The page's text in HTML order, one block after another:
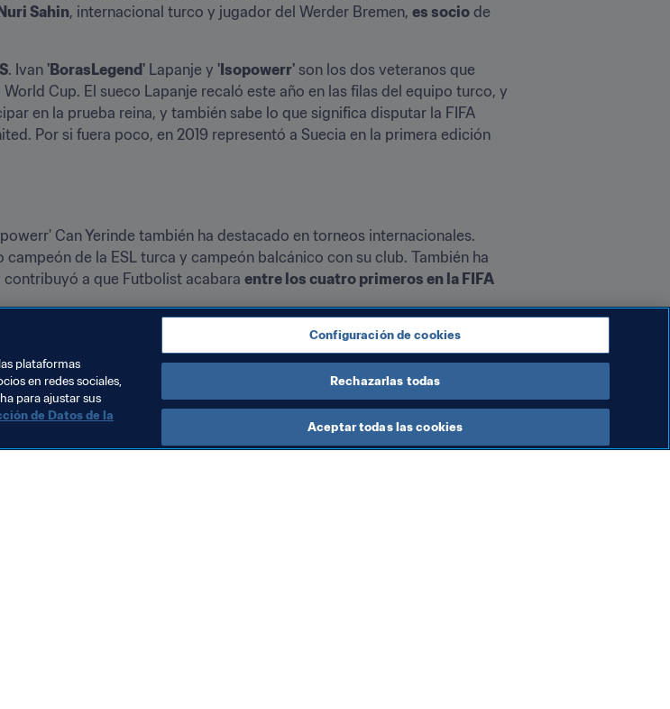
Sahin, internacional turco y jugador del Werder Bremen, es socio de
. Ivan 'BorasLegend' Lapanje y 'Isopowerr' son los dos veteranos que
Cup. El sueco Lapanje recaló este año en las filas del equipo turco, y
en la prueba reina, y también sabe lo que significa disputar la FIFA
Por si fuera poco, en 2019 representó a Suecia en la primera edición
Can Yerinde también ha destacado en torneos internacionales.
de la ESL turca y campeón balcánico con su club. También ha
a que Futbolist acabara entre los cuatro primeros en la FIFA
turco ocupa la quinta posición de la primera división de la Liga 5
de nuevo la FIFA eClub World Cup.
plataformas
en redes sociales,
para ajustar sus
de Datos de la
Configuración de cookies
Rechazarlas todas
Aceptar todas las cookies